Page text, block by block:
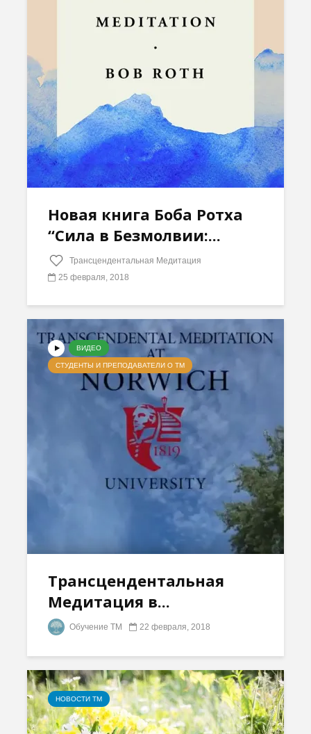
Новая книга Боба Ротха
“Сила в Безмолвии:...
Трансцендентальная Медитация
25 февраля, 2018
ВИДЕО
СТУДЕНТЫ И ПРЕПОДАВАТЕЛИ О ТМ
Трансцендентальная
Медитация в...
Обучение ТМ 22 февраля, 2018
НОВОСТИ ТМ